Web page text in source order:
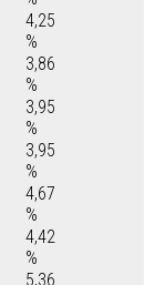
4,25
%
3,86
%
3,95
%
3,95
%
4,67
%
4,42
%
5,36